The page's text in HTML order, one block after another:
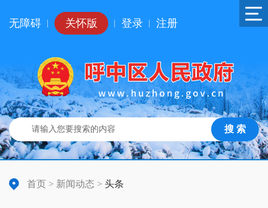
无障碍 关怀版 登录 注册
搜 索
首页 > 新闻动态 > 头条